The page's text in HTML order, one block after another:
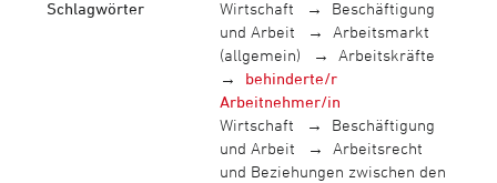
Schlagwörter Wirtschaft
Beschäftigung
und Arbeit
Arbeitsmarkt
(allgemein)
Arbeitskräfte
behinderte/r
Arbeitnehmer/in
Wirtschaft
Beschäftigung
und Arbeit
Arbeitsrecht
und Beziehungen zwischen den